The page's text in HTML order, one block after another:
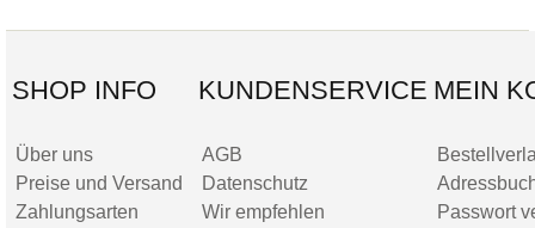
SHOP INFO
Über uns
Preise und Versand
Zahlungsarten
KUNDENSERVICE
AGB
Datenschutz
Wir empfehlen
MEIN
Passwort